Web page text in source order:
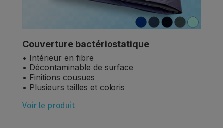
Couverture bactériostatique
• Intérieur en fibre
• Décontaminable de surface
• Finitions cousues
• Plusieurs tailles et coloris
Voir le produit